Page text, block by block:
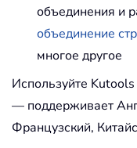
объединения и
объединение
многое другое
Используйте
— поддерживает
Французский,